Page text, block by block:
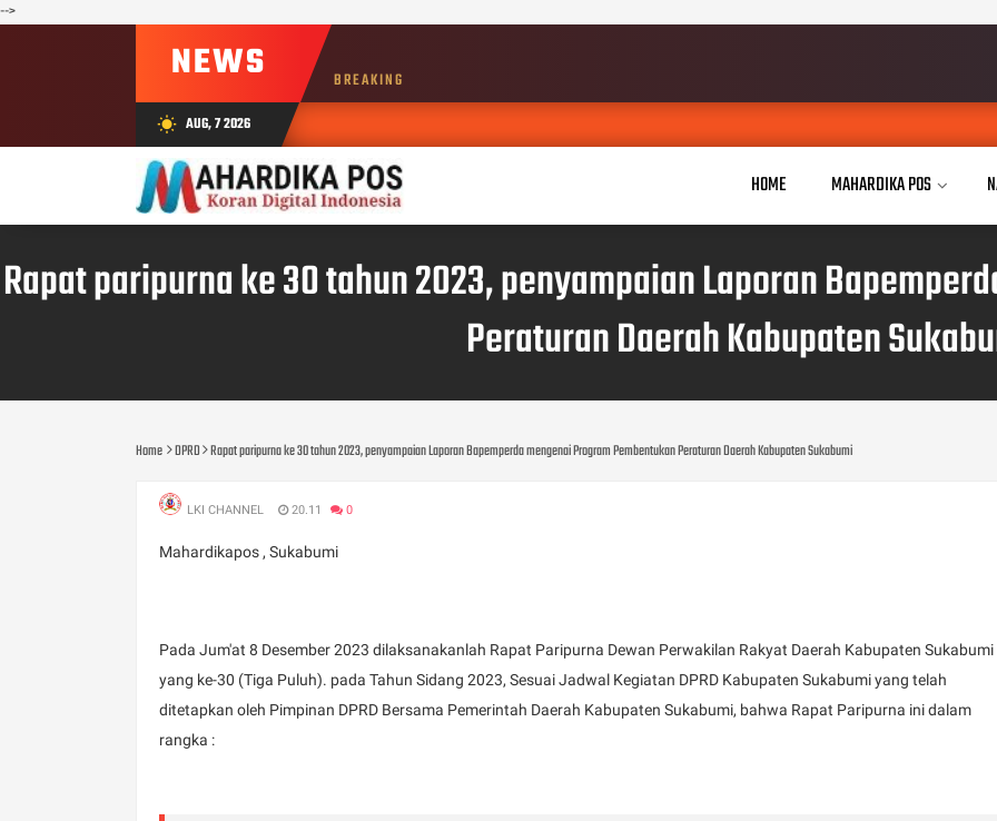
-->
NEWS BREAKING
wb_sunny AUG, 7 2026
HOME MAHARDIKA POS
Rapat paripurna ke 30 tahun 2023, penyampaian Laporan
Peraturan Daerah Kabupaten
Home DPRD Rapat paripurna ke 30 tahun 2023, penyampaian Laporan Bapemperda mengenai Program Pembentukan Peraturan Daerah Kabupaten Sukabumi
LKI CHANNEL 20.11 0
Mahardikapos , Sukabumi
Pada Jum'at 8 Desember 2023 dilaksanakanlah Rapat Paripurna Dewan Perwakilan Rakyat Daerah Kabupaten Sukabumi
yang ke-30 (Tiga Puluh). pada Tahun Sidang 2023, Sesuai Jadwal Kegiatan DPRD Kabupaten Sukabumi yang telah
ditetapkan oleh Pimpinan DPRD Bersama Pemerintah Daerah Kabupaten Sukabumi, bahwa Rapat Paripurna ini dalam
rangka :